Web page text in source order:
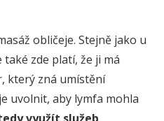
obličeje. Stejně jako u
zde platí, že ji má
který zná umístění
uvolnit, aby lymfa mohla